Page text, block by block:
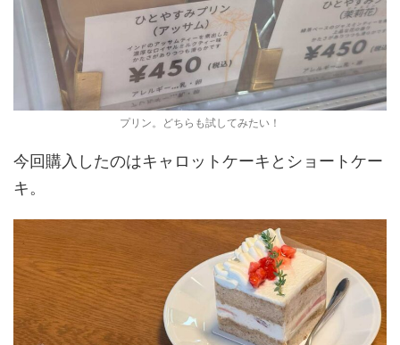
プリン。どちらも試してみたい！
今回購入したのはキャロットケーキとショートケー
キ。